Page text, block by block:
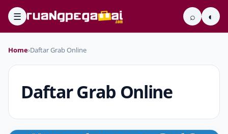
☰ ⌕ ◐
Home›Daftar Grab Online
Daftar Grab Online